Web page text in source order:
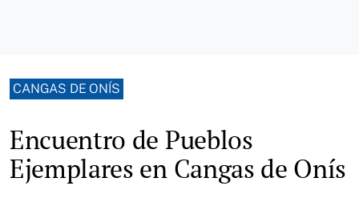
CANGAS DE ONÍS
Encuentro de Pueblos
Ejemplares en Cangas de Onís